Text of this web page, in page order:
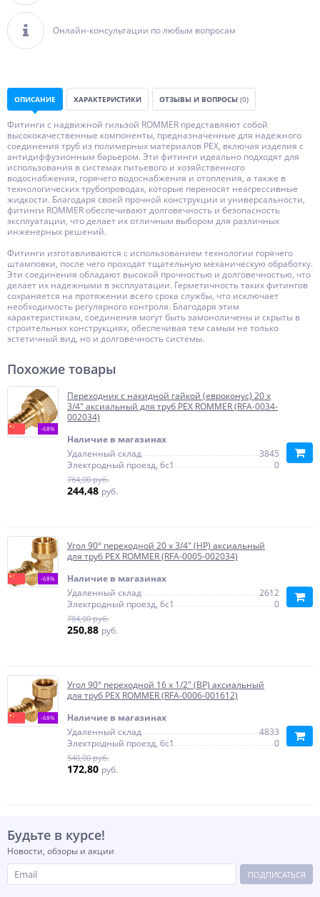
Онлайн-консультации по любым вопросам
ОПИСАНИЕ ХАРАКТЕРИСТИКИ ОТЗЫВЫ И ВОПРОСЫ (0)
Фитинги с надвижной гильзой ROMMER представляют собой
высококачественные компоненты, предназначенные для надежного
соединения труб из полимерных материалов PEX, включая изделия с
антидиффузионным барьером. Эти фитинги идеально подходят для
использования в системах питьевого и хозяйственного
водоснабжения, горячего водоснабжения и отопления, а также в
технологических трубопроводах, которые переносят неагрессивные
жидкости. Благодаря своей прочной конструкции и универсальности,
фитинги ROMMER обеспечивают долговечность и безопасность
эксплуатации, что делает их отличным выбором для различных
инженерных решений.
Фитинги изготавливаются с использованием технологии горячего
штамповки, после чего проходят тщательную механическую обработку.
Эти соединения обладают высокой прочностью и долговечностью, что
делает их надежными в эксплуатации. Герметичность таких фитингов
сохраняется на протяжении всего срока службы, что исключает
необходимость регулярного контроля. Благодаря этим
характеристикам, соединения могут быть замоноличены и скрыты в
строительных конструкциях, обеспечивая тем самым не только
эстетичный вид, но и долговечность системы.
Похожие товары
-68%
Переходник с накидной гайкой (евроконус) 20 x
3/4" аксиальный для труб PEХ ROMMER (RFA-0034-
002034)
Наличие в магазинах
Удаленный склад
3845
Электродный проезд, 6с1
0
764,00 руб.
244,48 руб.
-68%
Угол 90° переходной 20 x 3/4" (НР) аксиальный
для труб PEX ROMMER (RFA-0005-002034)
Наличие в магазинах
Удаленный склад
2612
Электродный проезд, 6с1
0
784,00 руб.
250,88 руб.
-68%
Угол 90° переходной 16 x 1/2" (ВР) аксиальный
для труб PEX ROMMER (RFA-0006-001612)
Наличие в магазинах
Удаленный склад
4833
Электродный проезд, 6с1
0
540,00 руб.
172,80 руб.
Будьте в курсе!
Новости, обзоры и акции
ПОДПИСАТЬСЯ